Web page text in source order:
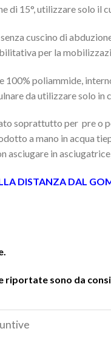
di 15°, utilizzare solo il
cuscino di
per la
100% poliammide,
da utilizzare solo in
soprattutto per pre o
a mano in acqua
asciugare in
DISTANZA DAL
riportate sono da